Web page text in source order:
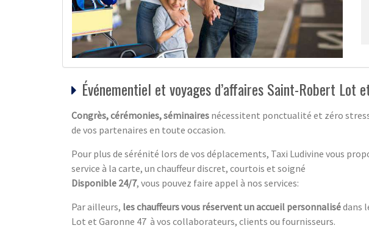
Événementiel et voyages d’affaires Saint-Robert Lot
Congrès, cérémonies, séminaires nécessitent ponctualité et zéro stress
de vos partenaires en toute occasion.
Pour plus de sérénité lors de vos déplacements, Taxi Ludivine vous
service à la carte, un chauffeur discret, courtois et soigné
Disponible 24/7, vous pouvez faire appel à nos services:
Par ailleurs, les chauffeurs vous réservent un accueil personnalisédans
Lot et Garonne 47 à vos collaborateurs, clients ou fournisseurs.